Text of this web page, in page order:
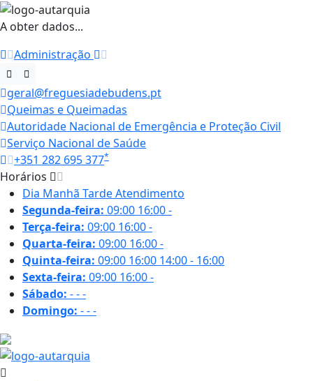
A obter dados...
Administração
geral@freguesiadebudens.pt
Queimas e Queimadas
Autoridade Nacional de Emergência e Proteção Civil
Serviço Nacional de Saúde
+351 282 695 377*
Horários
Dia Manhã TardeAtendimento
Segunda-feira: 09:00 16:00-
Terça-feira: 09:00 16:00-
Quarta-feira: 09:00 16:00-
Quinta-feira: 09:00 16:00 14:00 - 16:00
Sexta-feira: 09:00 16:00-
Sábado: ---
Domingo: ---